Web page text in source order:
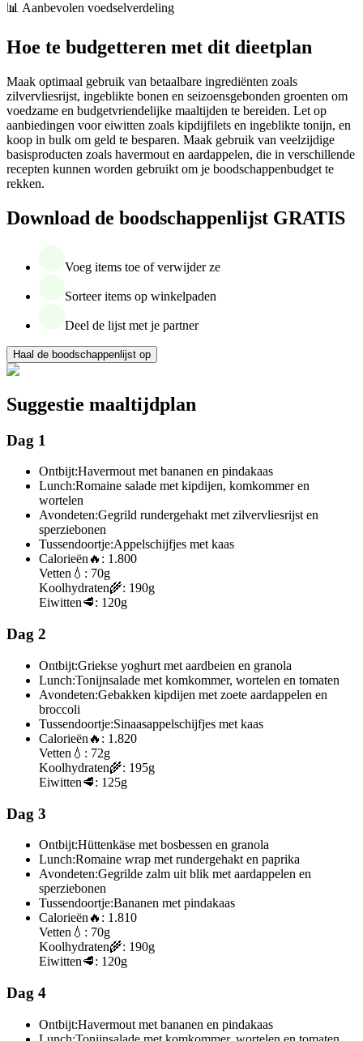
📊 Aanbevolen voedselverdeling
Hoe te budgetteren met dit dieetplan
Maak optimaal gebruik van betaalbare ingrediënten zoals
zilvervliesrijst, ingeblikte bonen en seizoensgebonden groenten om
voedzame en budgetvriendelijke maaltijden te bereiden. Let op
aanbiedingen voor eiwitten zoals kipdijfilets en ingeblikte tonijn, en
koop in bulk om geld te besparen. Maak gebruik van veelzijdige
basisproducten zoals havermout en aardappelen, die in verschillende
recepten kunnen worden gebruikt om je boodschappenbudget te
rekken.
Download de boodschappenlijst GRATIS
Voeg items toe of verwijder ze
Sorteer items op winkelpaden
Deel de lijst met je partner
Haal de boodschappenlijst op
Suggestie maaltijdplan
Dag 1
Ontbijt:Havermout met bananen en pindakaas
Lunch:Romaine salade met kipdijen, komkommer en
wortelen
Avondeten:Gegrild rundergehakt met zilvervliesrijst en
sperziebonen
Tussendoortje:Appelschijfjes met kaas
Calorieën 🔥: 1.800
Vetten 💧: 70g
Koolhydraten🌾: 190g
Eiwitten🥩: 120g
Dag 2
Ontbijt:Griekse yoghurt met aardbeien en granola
Lunch:Tonijnsalade met komkommer, wortelen en tomaten
Avondeten:Gebakken kipdijen met zoete aardappelen en
broccoli
Tussendoortje:Sinaasappelschijfjes met kaas
Calorieën 🔥: 1.820
Vetten 💧: 72g
Koolhydraten🌾: 195g
Eiwitten🥩: 125g
Dag 3
Ontbijt:Hüttenkäse met bosbessen en granola
Lunch:Romaine wrap met rundergehakt en paprika
Avondeten:Gegrilde zalm uit blik met aardappelen en
sperziebonen
Tussendoortje:Bananen met pindakaas
Calorieën 🔥: 1.810
Vetten 💧: 70g
Koolhydraten🌾: 190g
Eiwitten🥩: 120g
Dag 4
Ontbijt:Havermout met bananen en pindakaas